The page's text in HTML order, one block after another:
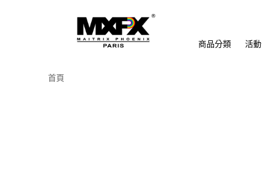
商品分類 活
首頁